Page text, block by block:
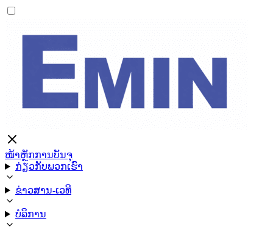
ໜ້າຫຼັກການບັນຈຸ
ກ່ຽວກັບພວກເຮົາ
ຂ່າວສານ-ເວທີ
ບໍລິການ